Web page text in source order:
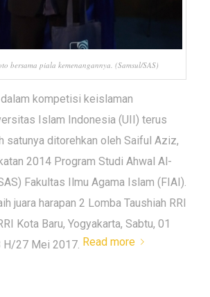
bersama piala kemenangannya. (Samsul/SAS)
kompetisi keislaman
Islam Indonesia (UII) terus
satunya ditorehkan oleh Saiful Aziz,
2014 Program Studi Ahwal Al-
Fakultas Ilmu Agama Islam (FIAI).
juara harapan 2 Lomba Taushiah RRI
Kota Baru, Yogyakarta, Sabtu, 01
H/27 Mei 2017. Read more